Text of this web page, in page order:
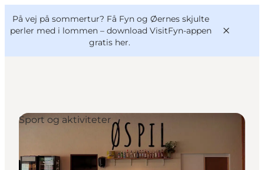
På vej på sommertur? Få Fyn og Øernes skjulte
perler med i lommen – download VisitFyn-appen
gratis her.
Oplevelser
Mad og drikke
VisitFyn
Deutsch
Sport og aktiviteter